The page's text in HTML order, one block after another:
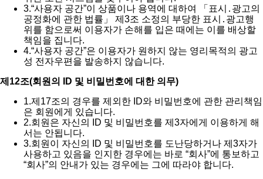
3.“사용자 공간”이 상품이나 용역에 대하여 「표시․광고의
공정화에 관한 법률」 제3조 소정의 부당한 표시․광고행
위를 함으로써 이용자가 손해를 입은 때에는 이를 배상할
책임을 집니다.
4.“사용자 공간”은 이용자가 원하지 않는 영리목적의 광고
성 전자우편을 발송하지 않습니다.
제12조(회원의 ID 및 비밀번호에 대한 의무)
1.제17조의 경우를 제외한 ID와 비밀번호에 관한 관리책임
은 회원에게 있습니다.
2.회원은 자신의 ID 및 비밀번호를 제3자에게 이용하게 해
서는 안됩니다.
3.회원이 자신의 ID 및 비밀번호를 도난당하거나 제3자가
사용하고 있음을 인지한 경우에는 바로 “회사”에 통보하고
“회사”의 안내가 있는 경우에는 그에 따라야 합니다.